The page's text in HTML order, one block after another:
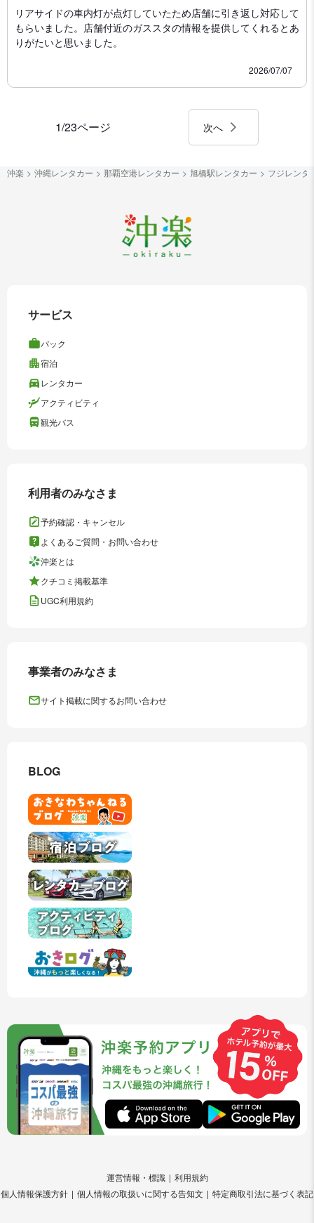
リアサイドの車内灯が点灯していたため店舗に引き返し対応して
もらいました。店舗付近のガススタの情報を提供してくれるとあ
りがたいと思いました。
2026/07/07
1/23ページ 次へ
沖楽 沖縄レンタカー 那覇空港レンタカー 旭橋駅レンタカー フジレンタ
サービス
パック
宿泊
レンタカー
アクティビティ
観光バス
利用者のみなさま
予約確認・キャンセル
よくあるご質問・お問い合わせ
沖楽とは
クチコミ掲載基準
UGC利用規約
事業者のみなさま
サイト掲載に関するお問い合わせ
BLOG
運営情報・標識
利用規約
個人情報保護方針
個人情報の取扱いに関する告知文 特定商取引法に基づく表記